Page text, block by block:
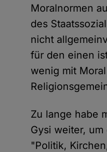
Moralnormen
des
nicht
für den einen
wenig mit
Zu lange habe
Gysi weiter,
"Politik,